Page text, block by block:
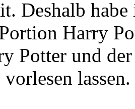
Deshalb
Harry
Potter und
lassen.